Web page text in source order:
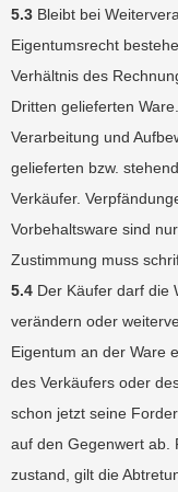
5.3 Bleibt bei
Eigentumsrecht
Verhältnis des
Dritten gelieferten
Verarbeitung und
gelieferten bzw.
Verkäufer.
Vorbehaltsware sind
Zustimmung muss
5.4 Der Käufer darf die
verändern oder
Eigentum an der Ware
des Verkäufers oder
schon jetzt seine
auf den Gegenwert ab.
zustand, gilt die